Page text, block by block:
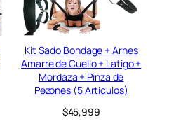
Kit Sado Bondage + Arnes
Amarre de Cuello + Latigo +
Mordaza + Pinza de
Pezones (5 Articulos)
$45,999